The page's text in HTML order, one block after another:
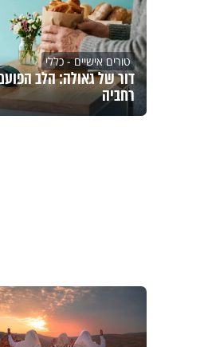
טורים אישיים - כללי
דור של גאולה: הלב
רחביה